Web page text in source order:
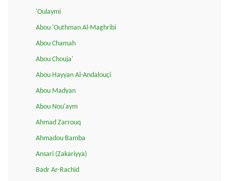
'Oulaymi
Abou 'Outhman Al-Maghribi
Abou Chamah
Abou Chouja'
Abou Hayyan Al-Andalouçi
Abou Madyan
Abou Nou'aym
Ahmad Zarrouq
Ahmadou Bamba
Ansari (Zakariyya)
Badr Ar-Rachid